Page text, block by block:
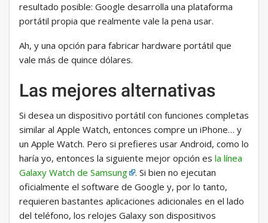
resultado posible: Google desarrolla una plataforma
portátil propia que realmente vale la pena usar.
Ah, y una opción para fabricar hardware portátil que
vale más de quince dólares.
Las mejores alternativas
Si desea un dispositivo portátil con funciones completas
similar al Apple Watch, entonces compre un iPhone… y
un Apple Watch. Pero si prefieres usar Android, como lo
haría yo, entonces la siguiente mejor opción es la línea
Galaxy Watch de Samsung
. Si bien no ejecutan
oficialmente el software de Google y, por lo tanto,
requieren bastantes aplicaciones adicionales en el lado
del teléfono, los relojes Galaxy son dispositivos